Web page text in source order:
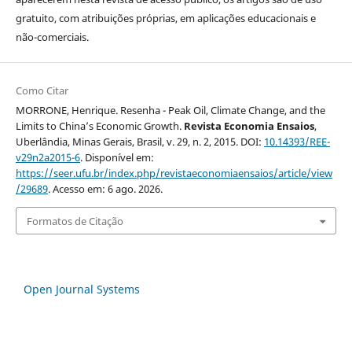
gratuito, com atribuições próprias, em aplicações educacionais e
não-comerciais.
Como Citar
MORRONE, Henrique. Resenha - Peak Oil, Climate Change, and the
Limits to China’s Economic Growth. Revista Economia Ensaios,
Uberlândia, Minas Gerais, Brasil, v. 29, n. 2, 2015. DOI: 10.14393/REE-
v29n2a2015-6. Disponível em:
https://seer.ufu.br/index.php/revistaeconomiaensaios/article/view
/29689. Acesso em: 6 ago. 2026.
Formatos de Citação
Open Journal Systems